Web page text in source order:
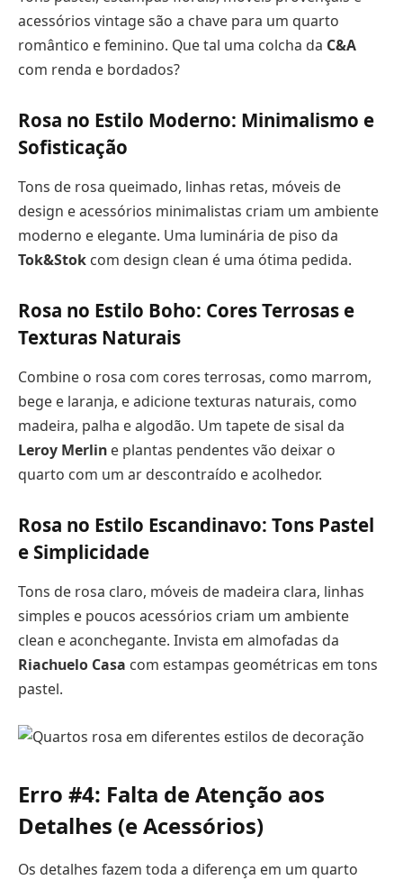
acessórios vintage são a chave para um quarto
romântico e feminino. Que tal uma colcha da C&A
com renda e bordados?
Rosa no Estilo Moderno: Minimalismo e
Sofisticação
Tons de rosa queimado, linhas retas, móveis de
design e acessórios minimalistas criam um ambiente
moderno e elegante. Uma luminária de piso da
Tok&Stok com design clean é uma ótima pedida.
Rosa no Estilo Boho: Cores Terrosas e
Texturas Naturais
Combine o rosa com cores terrosas, como marrom,
bege e laranja, e adicione texturas naturais, como
madeira, palha e algodão. Um tapete de sisal da
Leroy Merlin e plantas pendentes vão deixar o
quarto com um ar descontraído e acolhedor.
Rosa no Estilo Escandinavo: Tons Pastel
e Simplicidade
Tons de rosa claro, móveis de madeira clara, linhas
simples e poucos acessórios criam um ambiente
clean e aconchegante. Invista em almofadas da
Riachuelo Casa com estampas geométricas em tons
pastel.
Erro #4: Falta de Atenção aos
Detalhes (e Acessórios)
Os detalhes fazem toda a diferença em um quarto